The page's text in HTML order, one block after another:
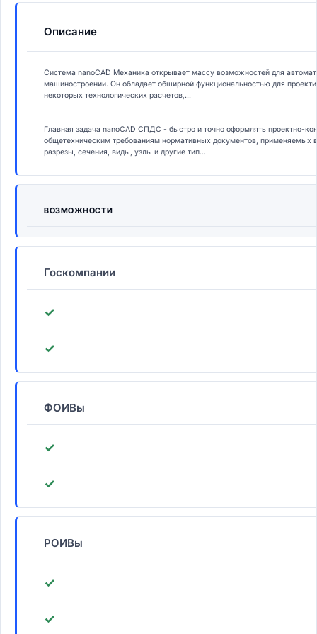
Описание
Система nanoCAD Механика открывает массу возможностей для
машиностроении. Он обладает обширной функциональностью для
некоторых технологических расчетов,...
Главная задача nanoCAD СПДС - быстро и точно оформлять проектно-
общетехническим требованиям нормативных документов, применяемых
разрезы, сечения, виды, узлы и другие тип...
ВОЗМОЖНОСТИ
Госкомпании
✓
✓
ФОИВы
✓
✓
РОИВы
✓
✓